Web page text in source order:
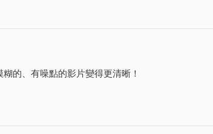
的、有噪點的影片變得更清晰！